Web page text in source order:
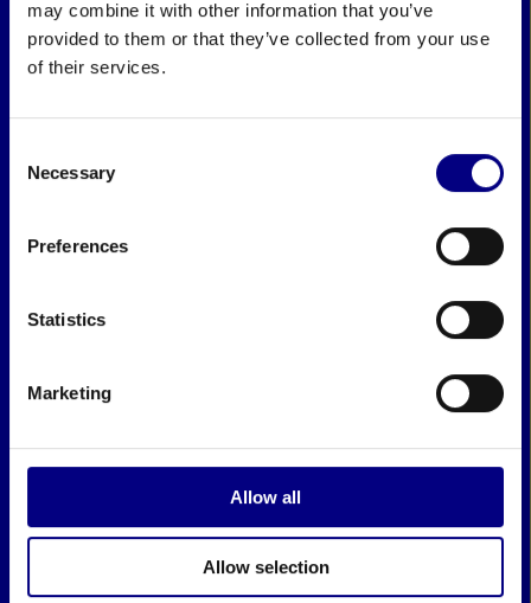
may combine it with other information that you’ve
provided to them or that they’ve collected from your use
of their services.
Selection
Necessary
Preferences
Statistics
Marketing
Allow all
Allow selection